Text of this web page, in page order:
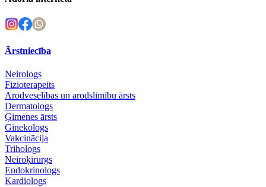
Ārstniecība
Neirologs
Fizioterapeits
Arodveselības un arodslimību ārsts
Dermatologs
Ģimenes ārsts
Ginekologs
Vakcinācija
Trihologs
Neiroķirurgs
Endokrinologs
Kardiologs